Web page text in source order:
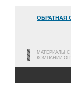
ОБРАТНАЯ
МАТЕРИАЛЫ С
КОМПАНИЙ